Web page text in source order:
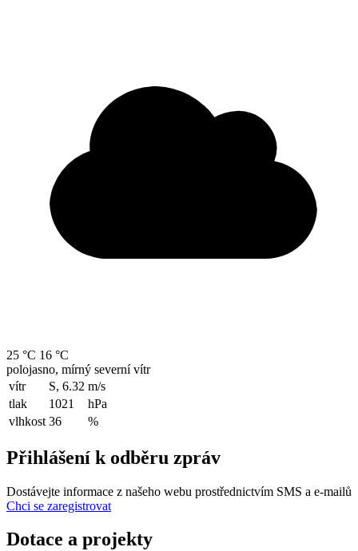
25 °C 16 °C
polojasno, mírný severní vítr
vítr
S, 6.32 m/s
tlak
1021
hPa
vlhkost 36 %
Přihlášení k odběru zpráv
Dostávejte informace z našeho webu prostřednictvím SMS a e-mailů
Chci se zaregistrovat
Dotace a projekty